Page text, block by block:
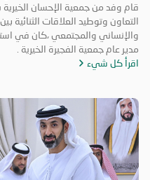
الخيرية
قام وفد من جمعية الإحسان الخيرية
التعاون وتوطيد العلاقات الثنائية
والإنساني والمجتمعي ،كان في
مدير عام جمعية الفجيرة الخيرية .
اقرأ كل شيء